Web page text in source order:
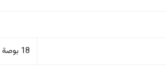
18 بوصة